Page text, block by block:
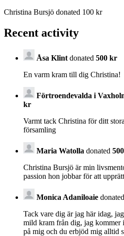
Christina Bursjö donated 100 kr
Recent activity
Åsa Klint donated 500 kr
En varm kram till dig Christina!
Förtroendevalda i
kr
Varmt tack Christina för ditt
församling
Maria Watolla donated
Christina Bursjö är min
passion hon jobbar för att
Monica Adaniloaie donated
Tack vare dig är jag här idag,
mild kram från dig, jag kommer
på mig och du erbjöd mig alltid